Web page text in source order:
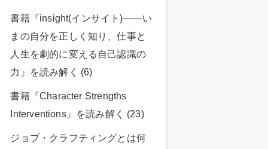
書籍『insight(インサイト)――い
まの自分を正しく知り、仕事と
人生を劇的に変える自己認識の
力』を読み解く (6)
書籍『Character Strengths
Interventions』を読み解く (23)
ジョブ・クラフティングとは何